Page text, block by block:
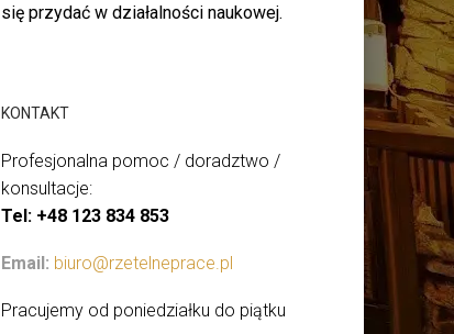
się przydać w działalności naukowej.
KONTAKT
Profesjonalna pomoc / doradztwo /
konsultacje:
Tel: +48 123 834 853
Email: biuro@rzetelneprace.pl
Pracujemy od poniedziałku do piątku